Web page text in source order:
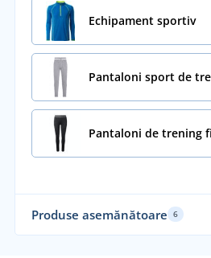
Echipament sportiv
Pantaloni sport de
Pantaloni de trening
Produse asemănătoare 6